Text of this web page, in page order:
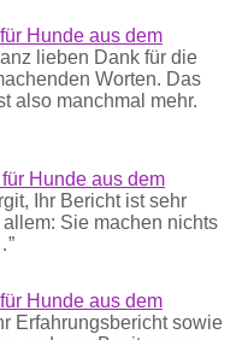
Hunde aus dem
lieben Dank für die
Worten. Das
also manchmal mehr.
Hunde aus dem
Ihr Bericht ist sehr
Sie machen nichts
”
Hunde aus dem
Erfahrungsbericht sowie